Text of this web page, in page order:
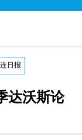
日报
达沃斯论